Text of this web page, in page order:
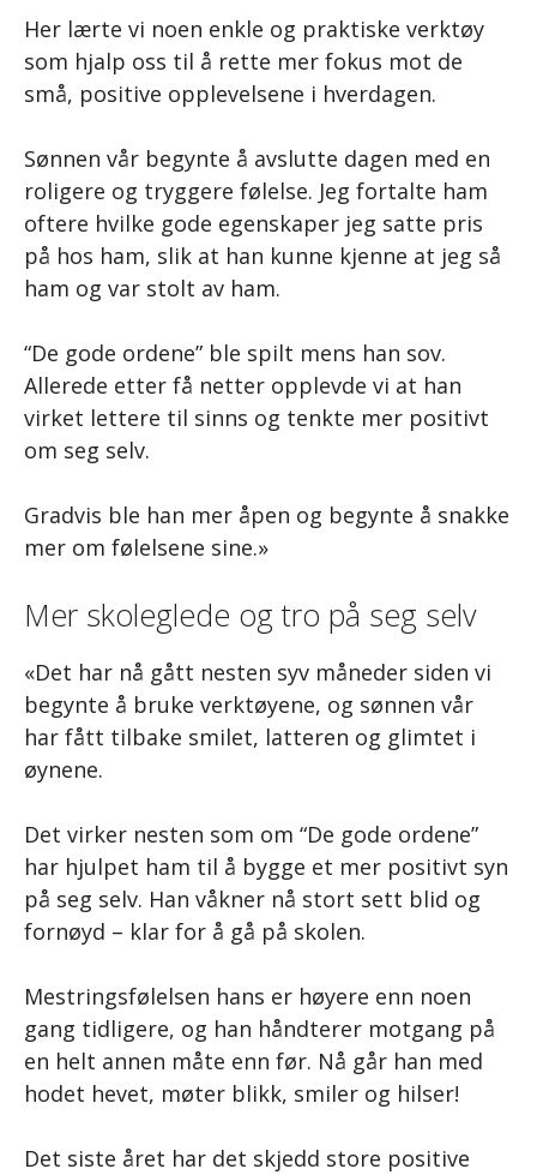
Her lærte vi noen enkle og praktiske verktøy
som hjalp oss til å rette mer fokus mot de
små, positive opplevelsene i hverdagen.
Sønnen vår begynte å avslutte dagen med en
roligere og tryggere følelse. Jeg fortalte ham
oftere hvilke gode egenskaper jeg satte pris
på hos ham, slik at han kunne kjenne at jeg så
ham og var stolt av ham.
“De gode ordene” ble spilt mens han sov.
Allerede etter få netter opplevde vi at han
virket lettere til sinns og tenkte mer positivt
om seg selv.
Gradvis ble han mer åpen og begynte å snakke
mer om følelsene sine.»
Mer skoleglede og tro på seg selv
«Det har nå gått nesten syv måneder siden vi
begynte å bruke verktøyene, og sønnen vår
har fått tilbake smilet, latteren og glimtet i
øynene.
Det virker nesten som om “De gode ordene”
har hjulpet ham til å bygge et mer positivt syn
på seg selv. Han våkner nå stort sett blid og
fornøyd – klar for å gå på skolen.
Mestringsfølelsen hans er høyere enn noen
gang tidligere, og han håndterer motgang på
en helt annen måte enn før. Nå går han med
hodet hevet, møter blikk, smiler og hilser!
Det siste året har det skjedd store positive